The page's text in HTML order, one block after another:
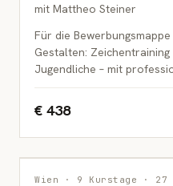
mit Mattheo Steiner
Für die
Gestalten:
Jugendliche – mit
€ 438
MALEREI
Wien · 9 Kurstage · 27